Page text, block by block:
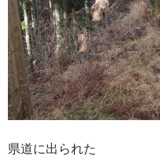
県道に出られた